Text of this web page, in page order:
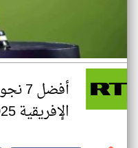
الإفريقية 2025